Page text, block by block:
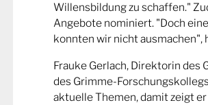
Willensbildung zu schaffen."
Angebote nominiert. "Doch
konnten wir nicht ausmachen",
Frauke Gerlach, Direktorin
des Grimme-
aktuelle Themen, damit zeigt